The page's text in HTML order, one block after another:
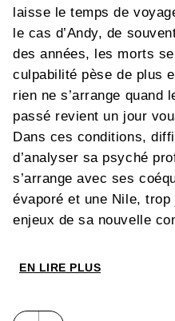
laisse le temps de
le cas d’Andy, de
des années, les morts
culpabilité pèse de plus
rien ne s’arrange quand
passé revient un jour
Dans ces conditions,
d’analyser sa psyché
s’arrange avec ses
évaporé et une Nile,
enjeux de sa nouvelle
EN LIRE PLUS